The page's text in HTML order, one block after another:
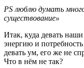
PS люблю думать
существование»
Итак, куда девать
энергию и
девать ум, его же не
Что в нём не так?